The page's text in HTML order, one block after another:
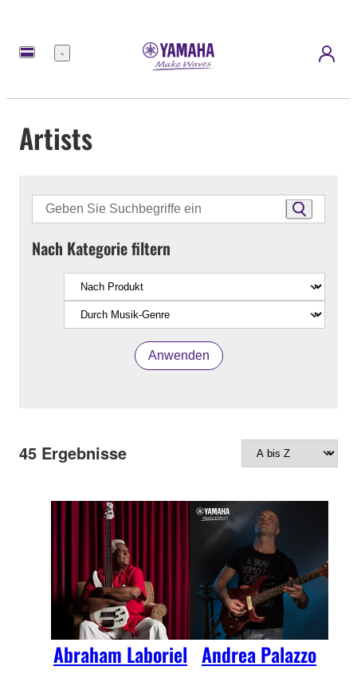
Menü
Artists
Nach Kategorie filtern
Anwenden
45 Ergebnisse
Abraham Laboriel Andrea Palazzo